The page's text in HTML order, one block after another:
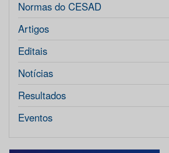
Normas do CESAD
Artigos
Editais
Notícias
Resultados
Eventos